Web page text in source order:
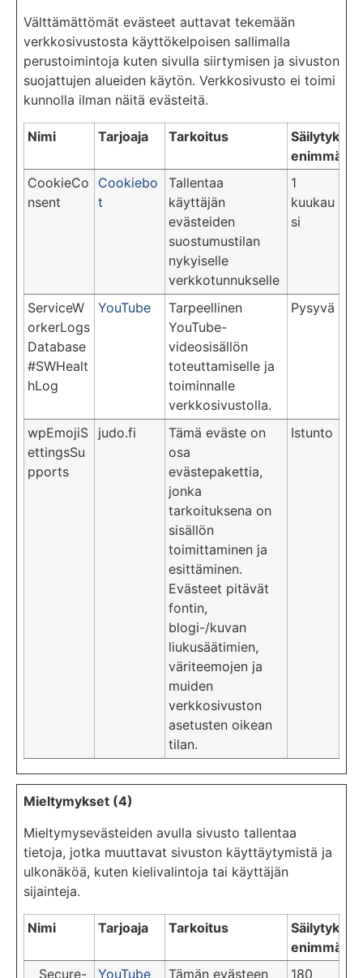
Välttämättömät evästeet auttavat tekemään
verkkosivustosta käyttökelpoisen sallimalla
perustoimintoja kuten sivulla siirtymisen ja sivuston
suojattujen alueiden käytön. Verkkosivusto ei toimi
kunnolla ilman näitä evästeitä.
Nimi Tarjoaja Tarkoitus
Säilytyksen
CookieCo
nsent
Cookiebo
t
Tallentaa
käyttäjän
evästeiden
suostumustilan
nykyiselle
verkkotunnukselle
1
kuukau
si
ServiceW
orkerLogs
Database
#SWHealt
hLog
YouTube
Tarpeellinen
YouTube-
videosisällön
toteuttamiselle ja
toiminnalle
verkkosivustolla.
Pysyvä
wpEmojiS
ettingsSu
pports
judo.fi
Tämä eväste on
osa
evästepakettia,
jonka
tarkoituksena on
sisällön
toimittaminen ja
esittäminen.
Evästeet pitävät
fontin,
blogi-/kuvan
liukusäätimien,
väriteemojen ja
muiden
verkkosivuston
asetusten oikean
tilan.
Istunto
Mieltymykset (4)
Mieltymysevästeiden avulla sivusto tallentaa
tietoja, jotka muuttavat sivuston käyttäytymistä ja
ulkonäköä, kuten kielivalintoja tai käyttäjän
sijainteja.
Nimi Tarjoaja Tarkoitus
Säilytyksen
__Secure-
YouTube Tämän evästeen 180